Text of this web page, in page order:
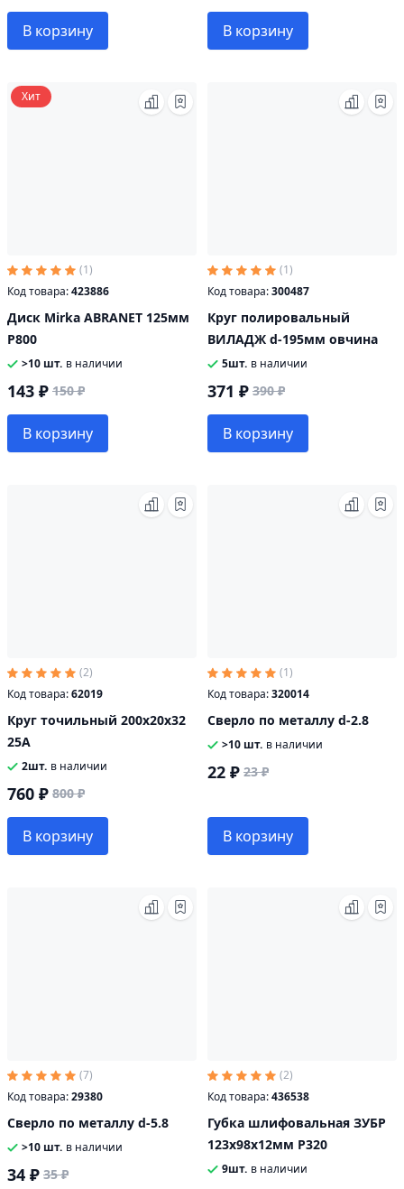
В корзину В корзину
Хит
(1)
Код товара:423886
Диск Mirka ABRANET 125мм
P800
>10 шт. в наличии
143 ₽ 150 ₽
В корзину
(1)
Код товара:300487
Круг полировальный
ВИЛАДЖ d-195мм овчина
5шт. в наличии
371 ₽ 390 ₽
В корзину
(2)
Код товара:62019
Круг точильный 200х20х32
25А
2шт. в наличии
760 ₽ 800 ₽
В корзину
(1)
Код товара:320014
Сверло по металлу d-2.8
>10 шт. в наличии
22 ₽ 23 ₽
В корзину
(7)
Код товара:29380
Сверло по металлу d-5.8
>10 шт. в наличии
34 ₽ 35 ₽
(2)
Код товара:436538
Губка шлифовальная ЗУБР
123х98х12мм Р320
9шт. в наличии